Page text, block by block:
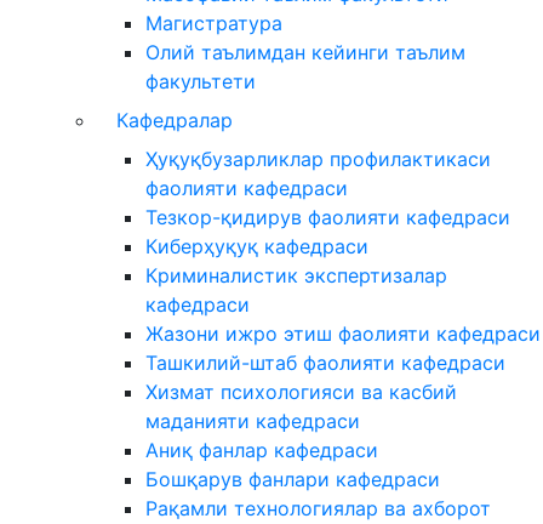
Магистратура
Олий таълимдан кейинги таълим
факультети
Кафедралар
Ҳуқуқбузарликлар профилактикаси
фаолияти кафедраси
Тезкор-қидирув фаолияти кафедраси
Киберҳуқуқ кафедраси
Криминалистик экспертизалар
кафедраси
Жазони ижро этиш фаолияти кафедраси
Ташкилий-штаб фаолияти кафедраси
Хизмат психологияси ва касбий
маданияти кафедраси
Аниқ фанлар кафедраси
Бошқарув фанлари кафедраси
Рақамли технологиялар ва ахборот